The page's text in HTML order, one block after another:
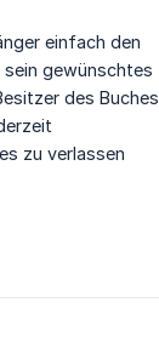
einfach den
gewünschtes
des Buches
zu verlassen